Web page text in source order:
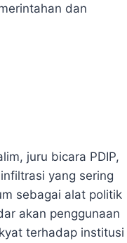
dan
juru bicara PDIP,
yang sering
sebagai alat politik
akan penggunaan
terhadap institusi